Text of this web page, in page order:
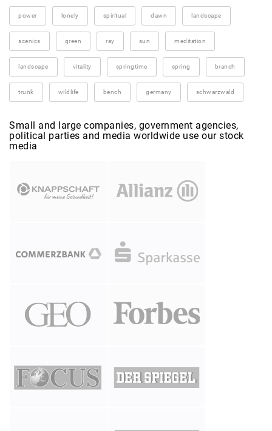
power lonely spiritual dawn landscape
scenics green ray sun meditation
landscape vitality springtime spring branch
trunk wildlife bench germany schwarzwald
Small and large companies, government agencies,
political parties and media worldwide use our stock
media